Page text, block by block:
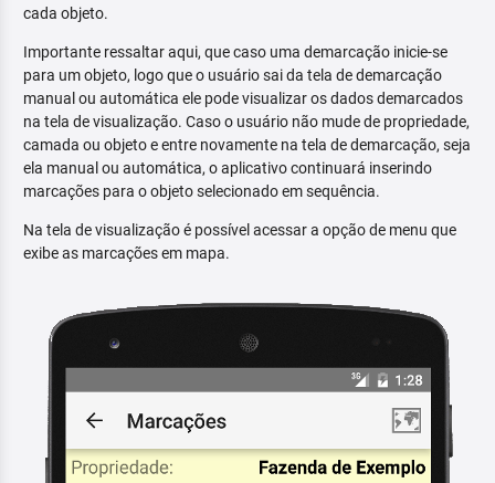
cada objeto.
Importante ressaltar aqui, que caso uma demarcação inicie-se
para um objeto, logo que o usuário sai da tela de demarcação
manual ou automática ele pode visualizar os dados demarcados
na tela de visualização. Caso o usuário não mude de propriedade,
camada ou objeto e entre novamente na tela de demarcação, seja
ela manual ou automática, o aplicativo continuará inserindo
marcações para o objeto selecionado em sequência.
Na tela de visualização é possível acessar a opção de menu que
exibe as marcações em mapa.